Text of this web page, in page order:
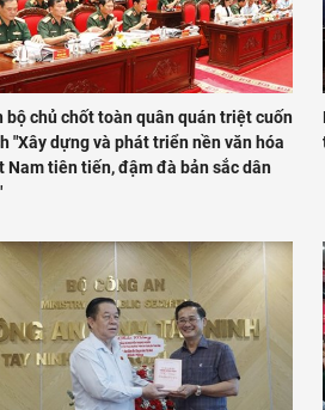
bộ chủ chốt toàn quân quán triệt cuốn
"Xây dựng và phát triển nền văn hóa
Nam tiên tiến, đậm đà bản sắc dân